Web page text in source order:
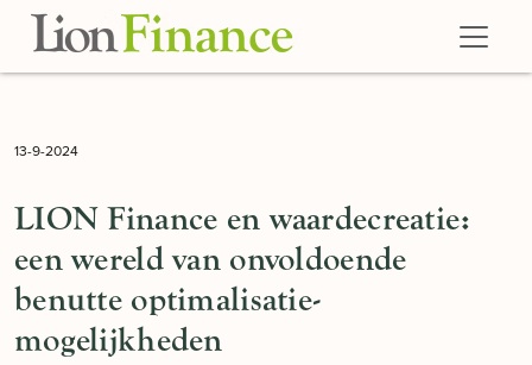
Skip to main content
13-9-2024
LION Finance en waardecreatie:
een wereld van onvoldoende
benutte optimalisatie-
mogelijkheden